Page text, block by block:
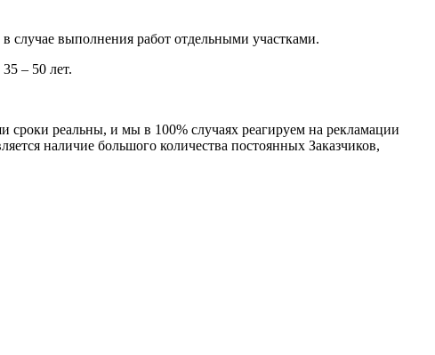
случае выполнения работ отдельными участками.
– 50 лет.
реальны, и мы в 100% случаях реагируем на рекламации
наличие большого количества постоянных Заказчиков,